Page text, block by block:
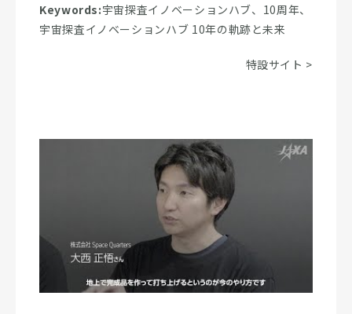
Keywords:宇宙探査イノベーションハブ、10周年、
宇宙探査イノベーションハブ 10年の軌跡と未来
特設サイト >